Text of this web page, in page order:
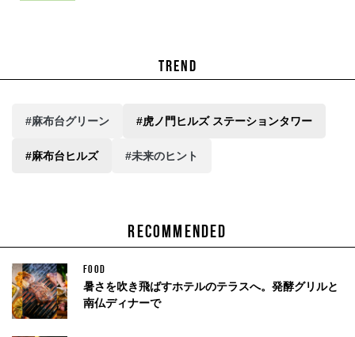
RECOMMENDED
FOOD
暑さを吹き飛ばすホテルのテラスへ。発酵グリルと
南仏ディナーで
TREND
#麻布台グリーン #虎ノ門ヒルズ ステーションタワー
#麻布台ヒルズ #未来のヒント